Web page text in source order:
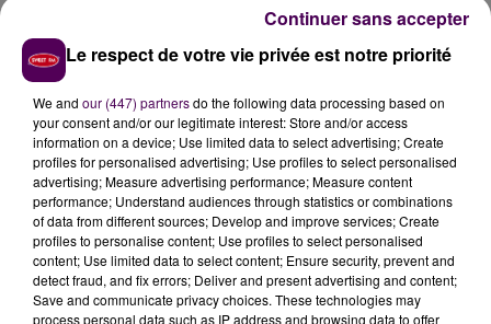
Le respect de votre vie privée est notre priorité
We and our (447) partnersdo the following data processing based on
your consent and/or our legitimate interest: Store and/or access
information on a device; Use limited data to select advertising; Create
profiles for personalised advertising; Use profiles to select personalised
advertising; Measure advertising performance; Measure content
performance; Understand audiences through statistics or combinations
of data from different sources; Develop and improve services; Create
profiles to personalise content; Use profiles to select personalised
content; Use limited data to select content; Ensure security, prevent and
detect fraud, and fix errors; Deliver and present advertising and content;
Save and communicate privacy choices. These technologies may
process personal data such as IP address and browsing data to offer
Continuer sans accepter